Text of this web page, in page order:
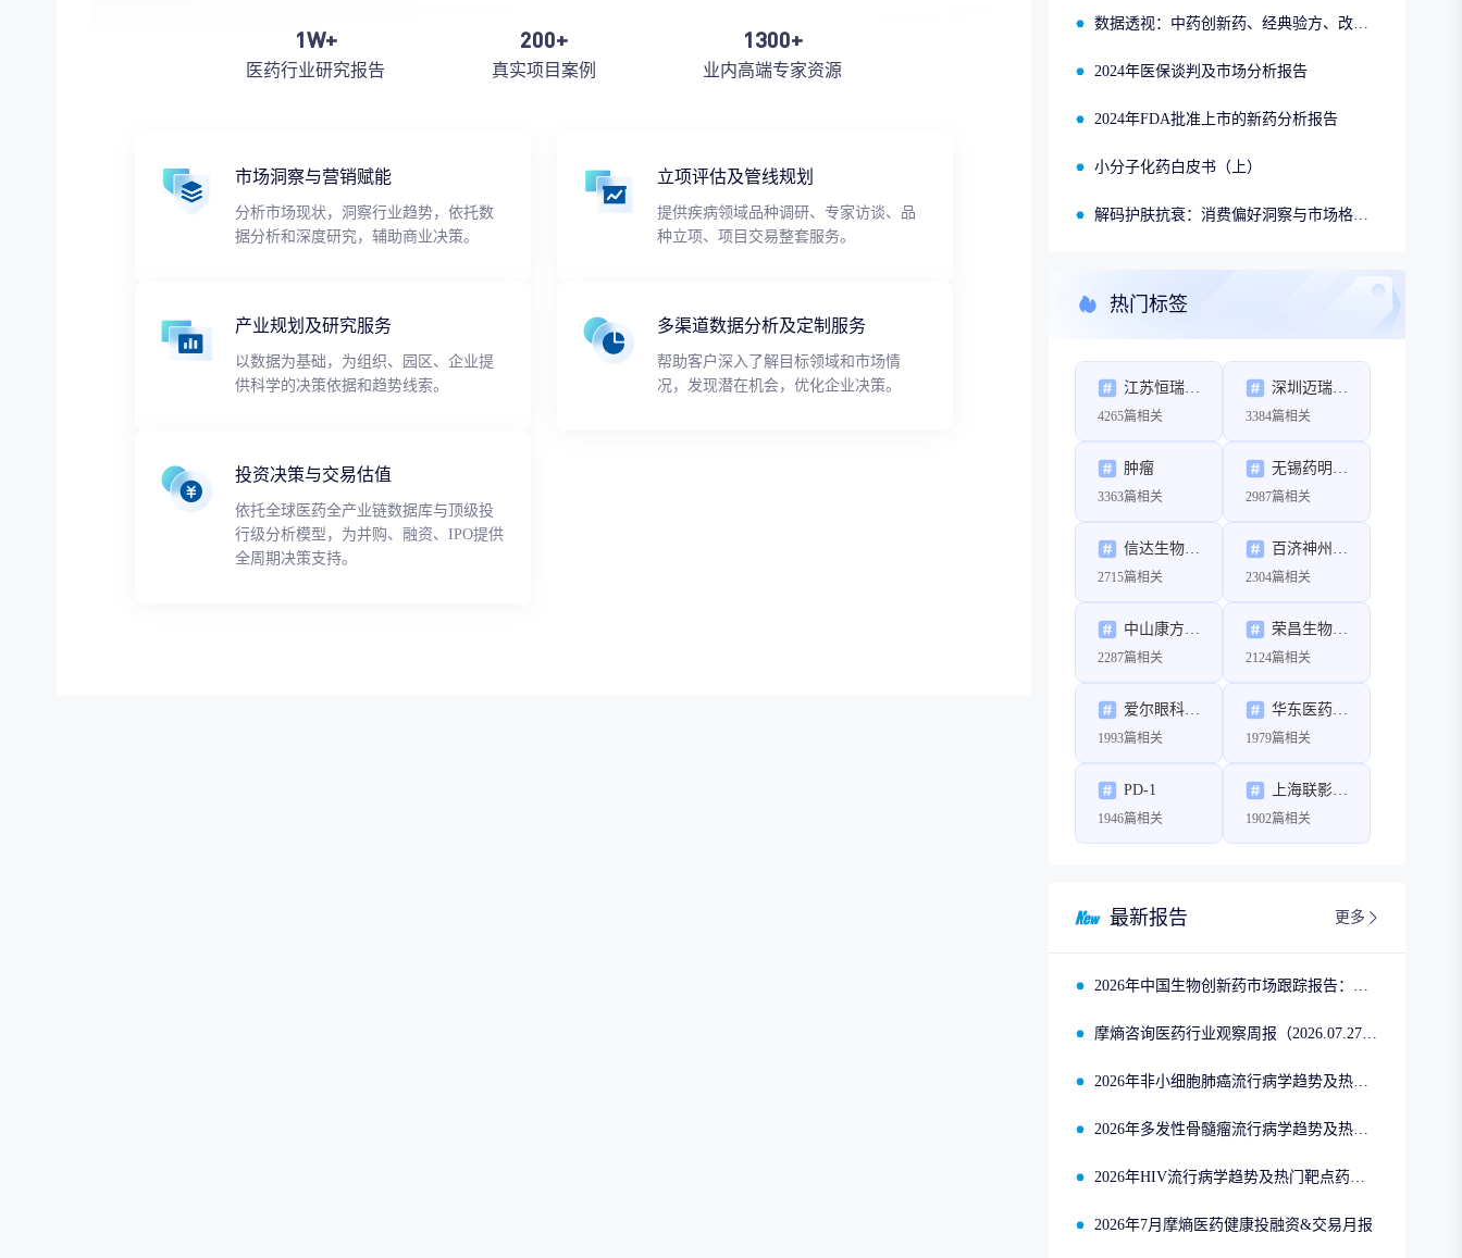
1W+
医药行业研究报告
200+
真实项目案例
1300+
业内高端专家资源
市场洞察与营销赋能
分析市场现状，洞察行业趋势，依托数
据分析和深度研究，辅助商业决策。
立项评估及管线规划
提供疾病领域品种调研、专家访谈、品
种立项、项目交易整套服务。
产业规划及研究服务
以数据为基础，为组织、园区、企业提
供科学的决策依据和趋势线索。
多渠道数据分析及定制服务
帮助客户深入了解目标领域和市场情
况，发现潜在机会，优化企业决策。
投资决策与交易估值
依托全球医药全产业链数据库与顶级投
行级分析模型，为并购、融资、IPO提供
全周期决策支持。
数据透视：中药创新药、经典验方、改良型新药、同名同方的申报、获批、销售情况
2024年医保谈判及市场分析报告
2024年FDA批准上市的新药分析报告
小分子化药白皮书（上）
解码护肤抗衰：消费偏好洞察与市场格局分析
热门标签
江苏恒瑞医药股份有限公司
4265篇相关
深圳迈瑞生物医疗电子股份有限公司
3384篇相关
肿瘤
3363篇相关
无锡药明康德新药开发股份有限公司
2987篇相关
信达生物制药（苏州）有限公司
2715篇相关
百济神州（北京）生物科技有限公司
2304篇相关
中山康方生物医药有限公司
2287篇相关
荣昌生物制药（烟台）股份有限公司
2124篇相关
爱尔眼科医院集团股份有限公司
1993篇相关
华东医药股份有限公司
1979篇相关
PD-1
1946篇相关
上海联影医疗科技股份有限公司
1902篇相关
最新报告 更多
2026年中国生物创新药市场跟踪报告：司美格鲁肽2025年四季度市场回顾
摩熵咨询医药行业观察周报（2026.07.27-2026.08.02）
2026年非小细胞肺癌流行病学趋势及热门靶点药物市场表现洞察
2026年多发性骨髓瘤流行病学趋势及热门靶点药物市场表现洞察
2026年HIV流行病学趋势及热门靶点药物市场表现洞察
2026年7月摩熵医药健康投融资&交易月报